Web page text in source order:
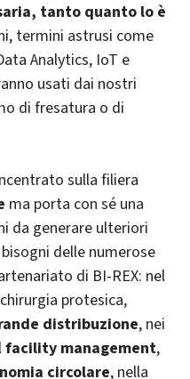
tanto quanto lo è
termini astrusi come
Analytics, IoT e
usati dai nostri
di fresatura o di
sulla filiera
ma porta con sé una
da generare ulteriori
delle numerose
di BI-REX: nel
protesica,
distribuzione, nei
facility management,
circolare, nella